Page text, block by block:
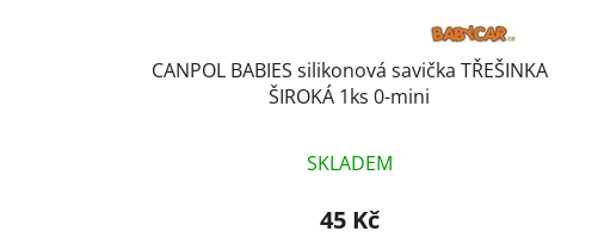
CANPOL BABIES silikonová savička TŘEŠINKA
ŠIROKÁ 1ks 0-mini
SKLADEM
45 Kč